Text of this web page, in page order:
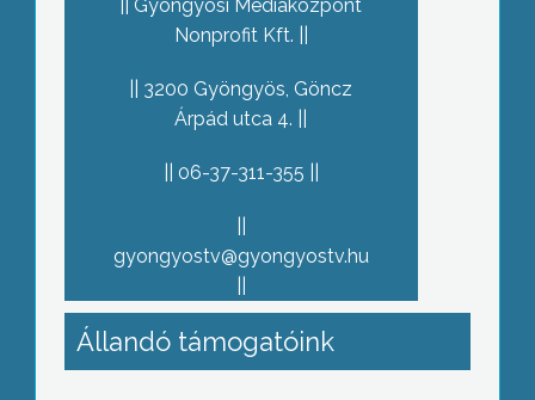
Gyöngyösi Médiaközpont
Nonprofit Kft.
3200 Gyöngyös, Göncz
Árpád utca 4.
06-37-311-355
gyongyostv@gyongyostv.hu
Állandó támogatóink